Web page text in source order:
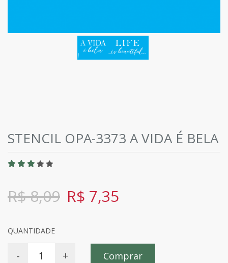
STENCIL OPA-3373 A VIDA É BELA
R$ 8,09 R$ 7,35
QUANTIDADE
- + Comprar